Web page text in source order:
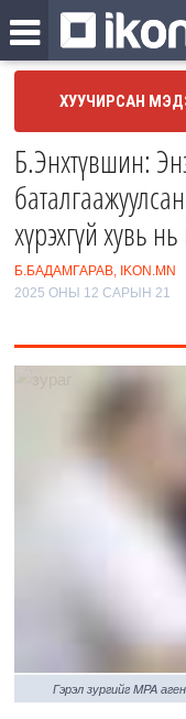
ХУУЧИРСАН
Б.Энхтүвшин:
хүрэхгүй хувь
Б.БАДАМГАРАВ, IKON.MN
2025 ОНЫ 12 САРЫН 21
Гэрэл зургийг MPA